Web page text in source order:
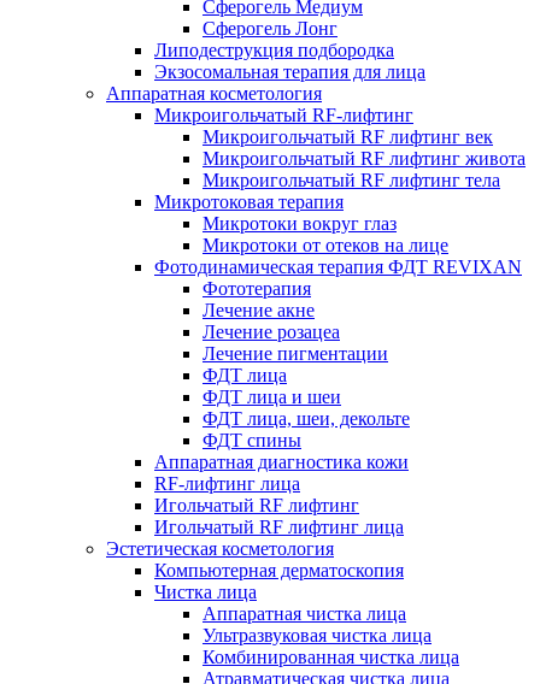
Сферогель Медиум
Сферогель Лонг
Липодеструкция подбородка
Экзосомальная терапия для лица
Аппаратная косметология
Микроигольчатый RF-лифтинг
Микроигольчатый RF лифтинг век
Микроигольчатый RF лифтинг живота
Микроигольчатый RF лифтинг тела
Микротоковая терапия
Микротоки вокруг глаз
Микротоки от отеков на лице
Фотодинамическая терапия ФДТ REVIXAN
Фототерапия
Лечение акне
Лечение розацеа
Лечение пигментации
ФДТ лица
ФДТ лица и шеи
ФДТ лица, шеи, декольте
ФДТ спины
Аппаратная диагностика кожи
RF-лифтинг лица
Игольчатый RF лифтинг
Игольчатый RF лифтинг лица
Эстетическая косметология
Компьютерная дерматоскопия
Чистка лица
Аппаратная чистка лица
Ультразвуковая чистка лица
Комбинированная чистка лица
Атравматическая чистка лица